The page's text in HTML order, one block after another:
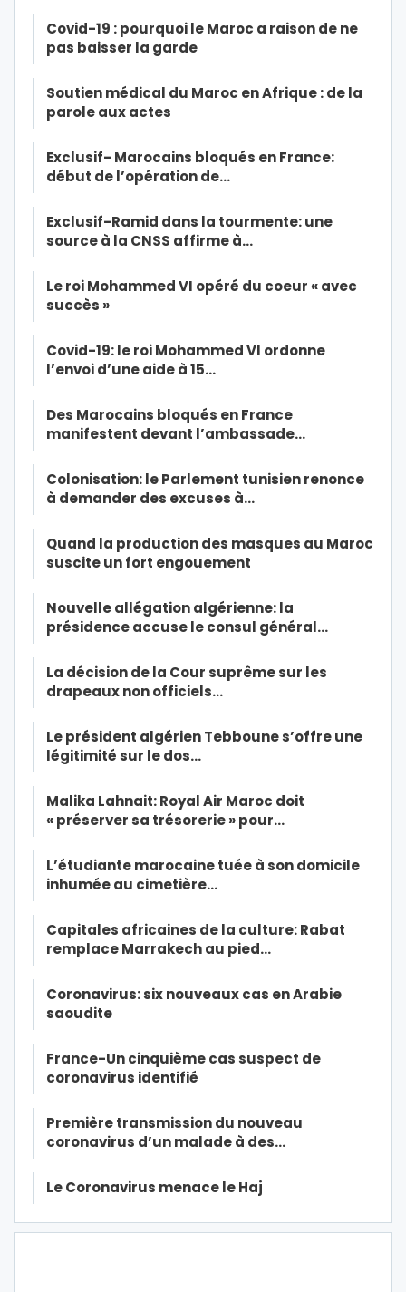
Covid-19 : pourquoi le Maroc a raison de ne
pas baisser la garde
Soutien médical du Maroc en Afrique : de la
parole aux actes
Exclusif- Marocains bloqués en France:
début de l’opération de…
Exclusif-Ramid dans la tourmente: une
source à la CNSS affirme à…
Le roi Mohammed VI opéré du coeur « avec
succès »
Covid-19: le roi Mohammed VI ordonne
l’envoi d’une aide à 15…
Des Marocains bloqués en France
manifestent devant l’ambassade…
Colonisation: le Parlement tunisien renonce
à demander des excuses à…
Quand la production des masques au Maroc
suscite un fort engouement
Nouvelle allégation algérienne: la
présidence accuse le consul général…
La décision de la Cour suprême sur les
drapeaux non officiels…
Le président algérien Tebboune s’offre une
légitimité sur le dos…
Malika Lahnait: Royal Air Maroc doit
« préserver sa trésorerie » pour…
L’étudiante marocaine tuée à son domicile
inhumée au cimetière…
Capitales africaines de la culture: Rabat
remplace Marrakech au pied…
Coronavirus: six nouveaux cas en Arabie
saoudite
France-Un cinquième cas suspect de
coronavirus identifié
Première transmission du nouveau
coronavirus d’un malade à des…
Le Coronavirus menace le Haj